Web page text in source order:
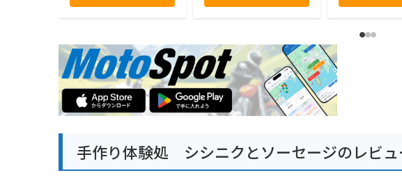
手作り体験処 シシニクとソーセージのレビュ